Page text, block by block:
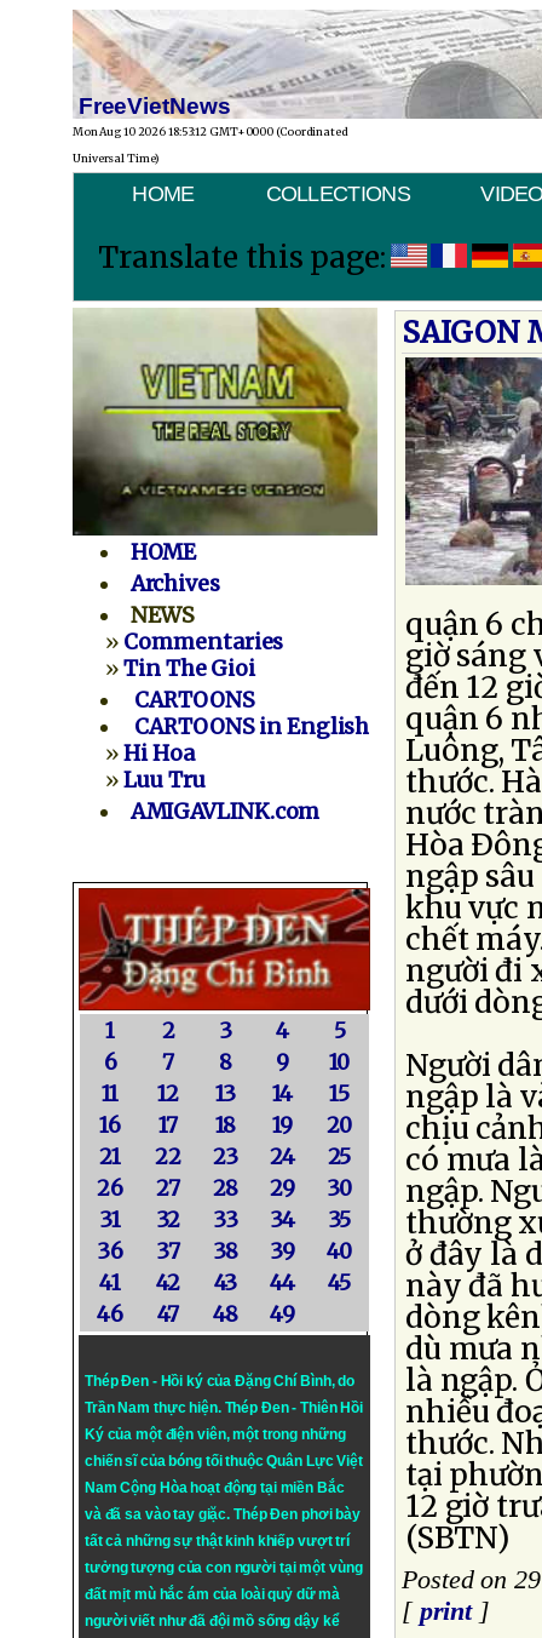
FreeVietNews
Mon Aug 10 2026 18:53:12 GMT+0000 (Coordinated
Universal Time)
HOME COLLECTIONS
Translate this page:
HOME
Archives
NEWS
» Commentaries
»Tin The Gioi
CARTOONS
CARTOONS in English
»Hi Hoa
»Luu Tru
AMIGAVLINK.com
1 2 3 4
5
6
7 8 9
10
11
12 13 14
15
16
17 18 19
20
21
22 23 24
25
26
27 28 29
30
31
32 33 34
35
36
37 38 39
40
41
42 43 44
45
46
47 48 49
Thép Đen - Hồi ký của Đặng Chí Bình, do
Trần Nam thực hiện. Thép Đen- Thiên Hồi
Ký của một điện viên, một trong những
chiến sĩ của bóng tối thuộc Quân Lực Việt
Nam Cộng Hòa hoạt động tại miền Bắc
và đã sa vào tay giặc. Thép Đen phơi bày
tất cả những sự thật kinh khiếp vượt trí
tưởng tượng của con người tại một vùng
đất mịt mù hắc ám của loài quỷ dữ mà
người viết như đã đội mồ sống dậy kể
SAIGON
quận 6
giờ sáng
đến 12
quận 6
Luông,
thước.
nước
Hòa
ngập
khu vực
chết
người đi
dưới
Người
ngập là
chịu
có mưa
ngập.
thường
ở đây là
này đã
dòng
dù mưa
là ngập.
nhiều
thước.
tại
12 giờ
(SBTN)
Posted on
[ print]